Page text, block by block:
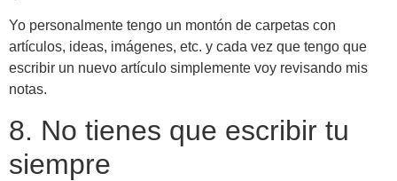
Yo personalmente tengo un montón de carpetas con
artículos, ideas, imágenes, etc. y cada vez que tengo que
escribir un nuevo artículo simplemente voy revisando mis
notas.
8. No tienes que escribir tu
siempre